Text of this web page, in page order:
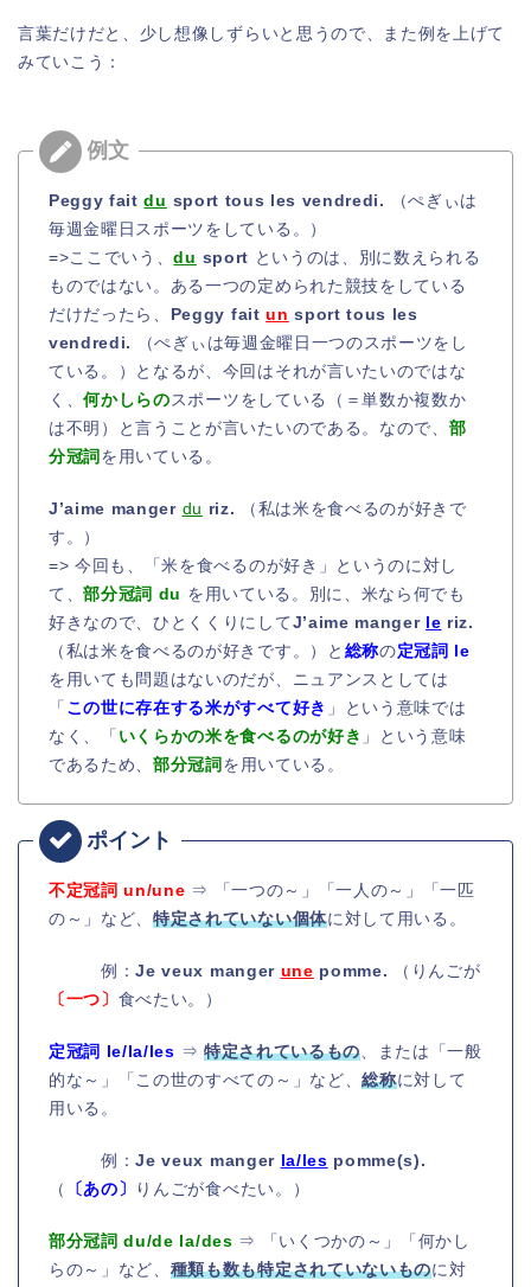
言葉だけだと、少し想像しずらいと思うので、また例を上げて
みていこう：
Peggy faitdu sport tous les vendredi.
（ぺぎぃは
毎週金曜日スポーツをしている。）
=>ここでいう、du sport というのは、別に数えられる
ものではない。ある一つの定められた競技をしている
だけだったら、
Peggy faitun sport tous les
vendredi.
（ぺぎぃは毎週金曜日一つのスポーツをし
ている。）となるが、今回はそれが言いたいのではな
く、何かしらの スポーツをしている（＝単数か複数か
は不明）と言うことが言いたいのである。なので、 部
分冠詞 を用いている。
J’aime manger du riz. （私は米を食べるのが好きで
す。）
=> 今回も、「米を食べるのが好き」というのに対し
て、部分冠詞 du を用いている。別に、米なら何でも
好きなので、ひとくくりにして J’aime manger le riz.
（私は米を食べるのが好きです。）と 総称の定冠詞 le
を用いても問題はないのだが、ニュアンスとしては
「 この世に存在する米がすべて好き 」という意味では
なく、「 いくらかの米を食べるのが好き 」という意味
であるため、部分冠詞 を用いている。
不定冠詞 un/une ⇒ 「一つの～」「一人の～」「一匹
の～」など、特定されていない個体に対して用いる。
例：Je veux manger une pomme. （りんごが
〔一つ〕 食べたい。）
定冠詞 le/la/les ⇒ 特定されているもの 、または「一般
的な～」「この世のすべての～」など、総称に対して
用いる。
例：Je veux manger la/les pomme(s).
（
〔あの〕 りんごが食べたい。）
部分冠詞 du/de la/des ⇒ 「いくつかの～」「何かし
らの～」など、 種類も数も特定されていないものに対